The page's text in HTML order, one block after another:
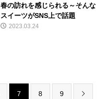
春の訪れを感じられる～そんな
スイーツがSNS上で話題
2023.03.24
7 8 9 